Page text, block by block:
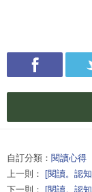
自訂分類： 閱讀心得
上一則：
[閱讀。認
下一則：
​[閱讀。認